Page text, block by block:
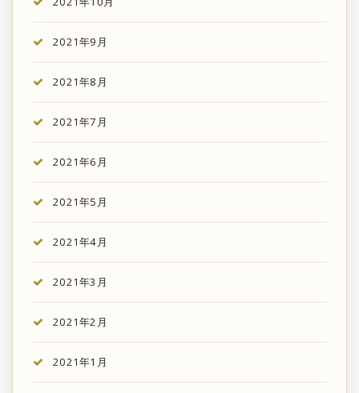
2021年9月
2021年8月
2021年7月
2021年6月
2021年5月
2021年4月
2021年3月
2021年2月
2021年1月